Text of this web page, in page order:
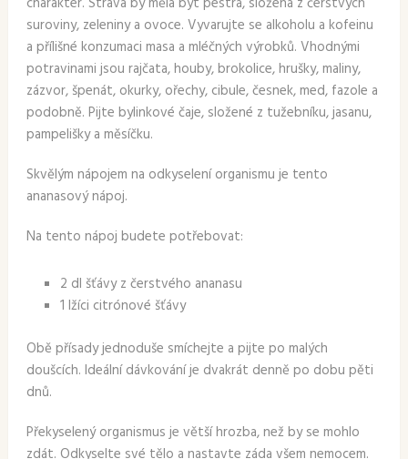
suroviny, zeleniny a ovoce. Vyvarujte se alkoholu a kofeinu
a přílišné konzumaci masa a mléčných výrobků. Vhodnými
potravinami jsou rajčata, houby, brokolice, hrušky, maliny,
zázvor, špenát, okurky, ořechy, cibule, česnek, med, fazole a
podobně. Pijte bylinkové čaje, složené z tužebníku, jasanu,
pampelišky a měsíčku.
Skvělým nápojem na odkyselení organismu je tento
ananasový nápoj.
Na tento nápoj budete potřebovat:
2 dl šťávy z čerstvého ananasu
1 lžíci citrónové šťávy
Obě přísady jednoduše smíchejte a pijte po malých
doušcích. Ideální dávkování je dvakrát denně po dobu pěti
dnů.
Překyselený organismus je větší hrozba, než by se mohlo